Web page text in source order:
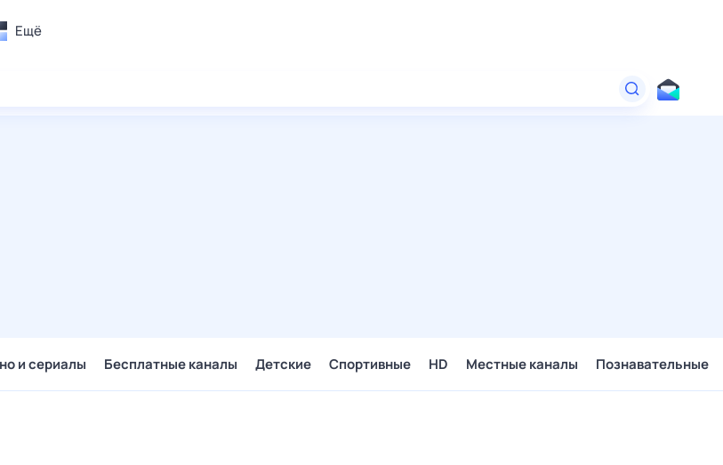
Ещё
и сериалы Бесплатные каналы Детские Спортивные HD Местные каналы Познавательные